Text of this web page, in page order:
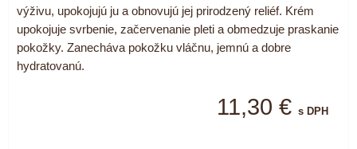
výživu, upokojujú ju a obnovujú jej prirodzený reliéf. Krém
upokojuje svrbenie, začervenanie pleti a obmedzuje praskanie
pokožky. Zanecháva pokožku vláčnu, jemnú a dobre
hydratovanú.
11,30 € s DPH